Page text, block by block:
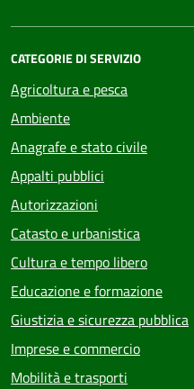
CATEGORIE DI SERVIZIO
Agricoltura e pesca
Ambiente
Anagrafe e stato civile
Appalti pubblici
Autorizzazioni
Catasto e urbanistica
Cultura e tempo libero
Educazione e formazione
Giustizia e sicurezza pubblica
Imprese e commercio
Mobilità e trasporti